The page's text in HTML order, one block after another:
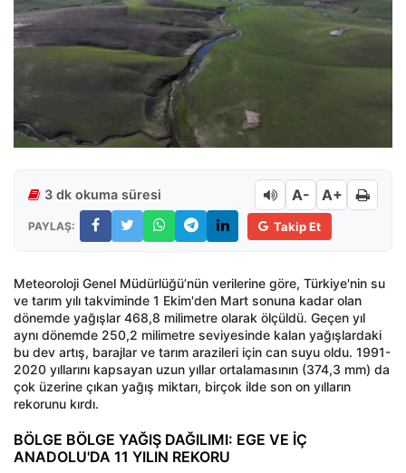
3 dk okuma süresi A- A+
PAYLAŞ: Takip Et
Meteoroloji Genel Müdürlüğü’nün verilerine göre, Türkiye'nin su
ve tarım yılı takviminde 1 Ekim'den Mart sonuna kadar olan
dönemde yağışlar 468,8 milimetre olarak ölçüldü. Geçen yıl
aynı dönemde 250,2 milimetre seviyesinde kalan yağışlardaki
bu dev artış, barajlar ve tarım arazileri için can suyu oldu. 1991-
2020 yıllarını kapsayan uzun yıllar ortalamasının (374,3 mm) da
çok üzerine çıkan yağış miktarı, birçok ilde son on yılların
rekorunu kırdı.
BÖLGE BÖLGE YAĞIŞ DAĞILIMI: EGE VE İÇ
ANADOLU'DA 11 YILIN REKORU